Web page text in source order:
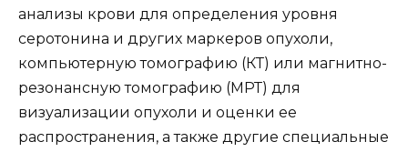
анализы крови для определения уровня
серотонина и других маркеров опухоли,
компьютерную томографию (КТ) или магнитно-
резонансную томографию (МРТ) для
визуализации опухоли и оценки ее
распространения, а также другие специальные